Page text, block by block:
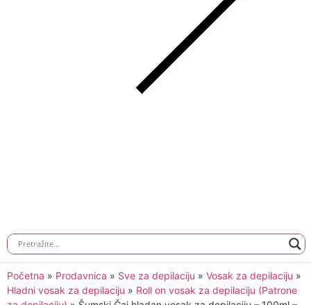
Početna » Prodavnica » Sve za depilaciju » Vosak za depilaciju »
Hladni vosak za depilaciju » Roll on vosak za depilaciju (Patrone